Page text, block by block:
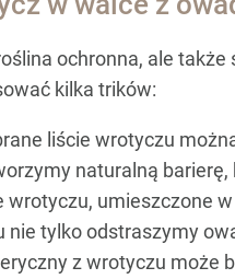
ochronna, ale
kilka trików:
liście wrotyczu
naturalną
wrotyczu, umieszczone
nie tylko odstraszymy
z wrotyczu może